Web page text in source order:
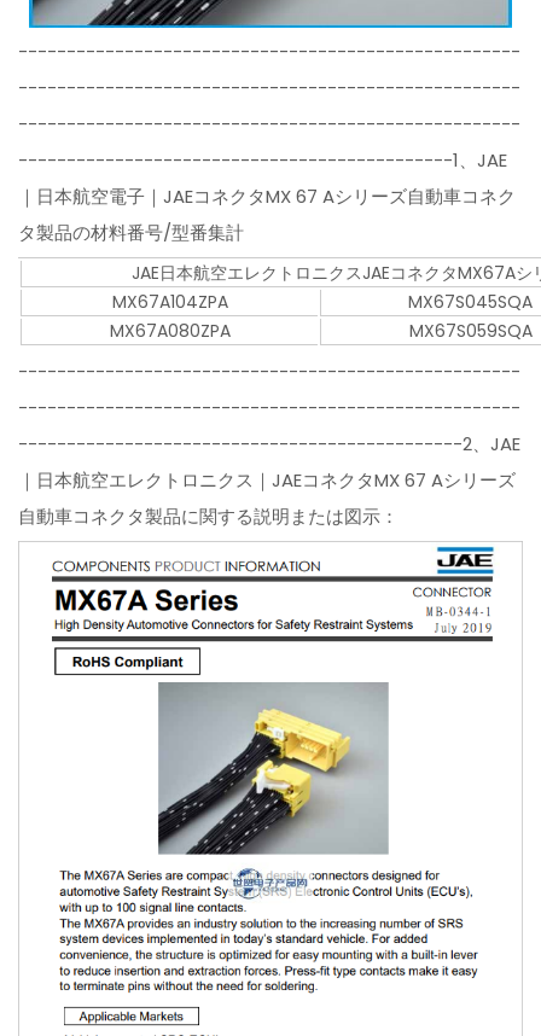
----------------------------------------------------
----------------------------------------------------
----------------------------------------------------
---------------------------------------------1、JAE
｜日本航空電子｜JAEコネクタMX 67 Aシリーズ自動車コネク
タ製品の材料番号/型番集計
JAE日本航空エレクトロニクスJAEコネクタMX67A
MX67A104ZPA
MX67S045SQA
MX67A080ZPA
MX67S059SQA
----------------------------------------------------
----------------------------------------------------
----------------------------------------------2、JAE
｜日本航空エレクトロニクス｜JAEコネクタMX 67 Aシリーズ
自動車コネクタ製品に関する説明または図示：